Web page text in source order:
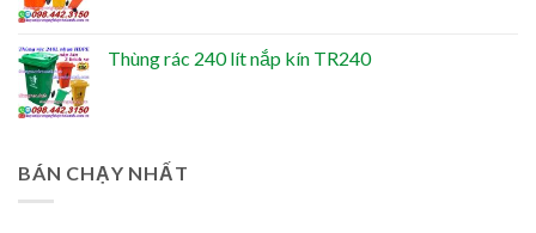
Thùng rác 240 lít nắp kín TR240
BÁN CHẠY NHẤT